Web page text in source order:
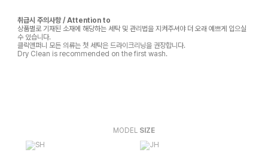
취급시 주의사항 / Attention to
상품별로 기재된 소재에 해당하는 세탁 및 관리법을 지켜주셔야 더 오래 예쁘게 입으실
수 있습니다.
클릭앤퍼니 모든 의류는 첫 세탁은 드라이크리닝을 권장합니다.
Dry Clean is recommended on the first wash.
MODEL SIZE